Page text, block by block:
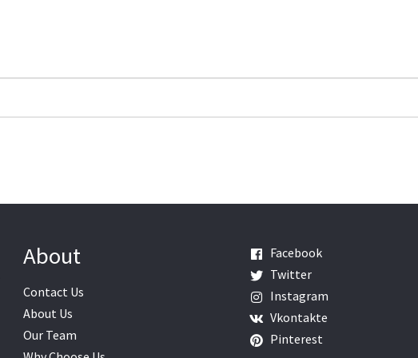
About
Contact Us
About Us
Our Team
Facebook
Twitter
Instagram
Vkontakte
Pinterest